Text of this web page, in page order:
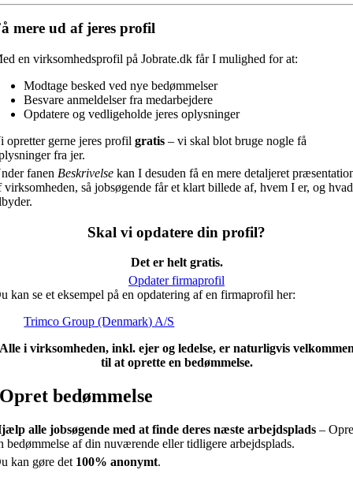
mere ud af jeres profil
en virksomhedsprofil på Jobrate.dk får I mulighed for at:
Modtage besked ved nye bedømmelser
Besvare anmeldelser fra medarbejdere
Opdatere og vedligeholde jeres oplysninger
opretter gerne jeres profilgratis – vi skal blot bruge nogle få
fra jer.
fanen Beskrivelse kan I desuden få en mere detaljeret
virksomheden, så jobsøgende får et klart billede af, hvem I er, og
Skal vi opdatere din profil?
Det er helt gratis.
Opdater firmaprofil
kan se et eksempel på en opdatering af en firmaprofil her:
Trimco Group (Denmark) A/S
i virksomheden, inkl. ejer og ledelse, er naturligvis
til at oprette en bedømmelse.
Opret bedømmelse
alle jobsøgende med at finde deres næste arbejdsplads –
bedømmelse af din nuværende eller tidligere arbejdsplads.
kan gøre det 100% anonymt.